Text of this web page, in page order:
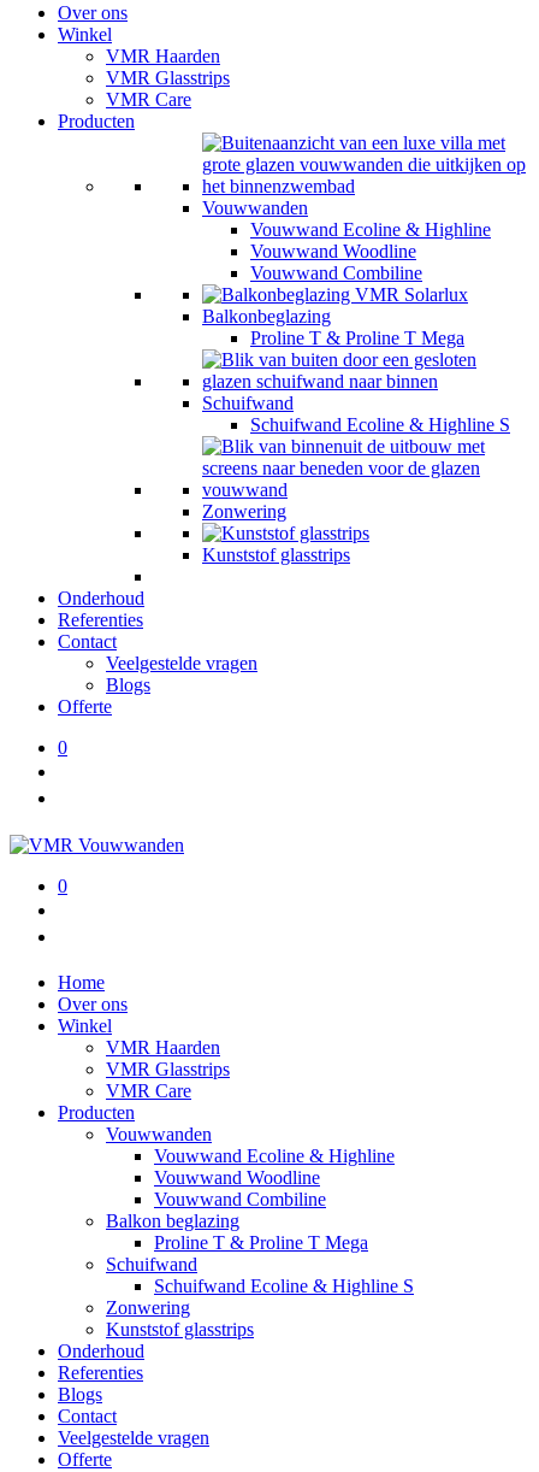
Over ons
Winkel
VMR Haarden
VMR Glasstrips
VMR Care
Producten
Vouwwanden
Vouwwand Ecoline & Highline
Vouwwand Woodline
Vouwwand Combiline
Balkonbeglazing
Proline T & Proline T Mega
Schuifwand
Schuifwand Ecoline & Highline S
Zonwering
Kunststof glasstrips
Onderhoud
Referenties
Contact
Veelgestelde vragen
Blogs
Offerte
0
0
Home
Over ons
Winkel
VMR Haarden
VMR Glasstrips
VMR Care
Producten
Vouwwanden
Vouwwand Ecoline & Highline
Vouwwand Woodline
Vouwwand Combiline
Balkon beglazing
Proline T & Proline T Mega
Schuifwand
Schuifwand Ecoline & Highline S
Zonwering
Kunststof glasstrips
Onderhoud
Referenties
Blogs
Contact
Veelgestelde vragen
Offerte